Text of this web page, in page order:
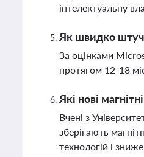
інтелектуальну
Як швидко
За оцінками
протягом 12-18
Які нові
Вчені з
зберігають
технологій і